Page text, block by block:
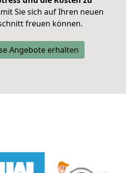
Sie sich auf Ihren neuen
freuen können.
Angebote erhalten